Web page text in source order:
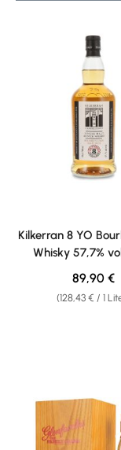
Kilkerran 8 YO
Whisky 57,7%
(128,43 € / 1
89,90 €